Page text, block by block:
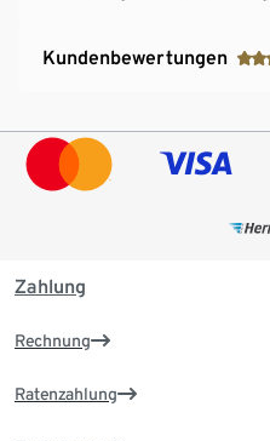
Kundenbewertungen
Zahlung
Rechnung
Ratenzahlung